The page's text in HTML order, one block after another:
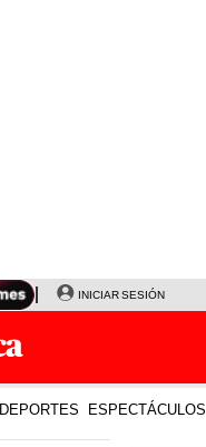
INICIAR SESIÓN
DEPORTES ESPECTÁCULOS